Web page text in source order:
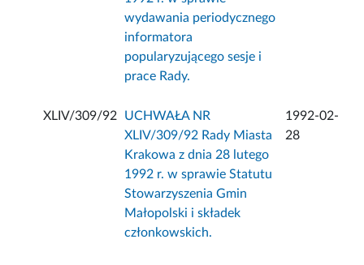
wydawania periodycznego
informatora
popularyzującego sesje i
prace Rady.
XLIV/309/92
UCHWAŁA NR
XLIV/309/92 Rady Miasta
Krakowa z dnia 28 lutego
1992 r. w sprawie Statutu
Stowarzyszenia Gmin
Małopolski i składek
członkowskich.
1992-02-
28